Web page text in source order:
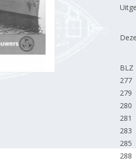
BLZ
277
279
280
281
283
285
288